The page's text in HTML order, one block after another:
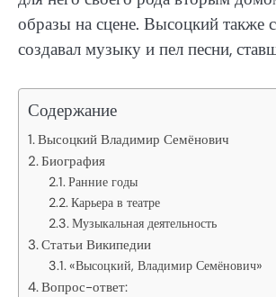
образы на сцене. Высоцкий также
создавал музыку и пел песни,
Содержание
Высоцкий Владимир Семёнович
Биография
Ранние годы
Карьера в театре
Музыкальная деятельность
Статьи Википедии
«Высоцкий, Владимир Семёнович»
Вопрос-ответ: